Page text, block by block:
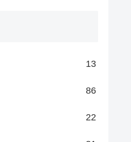
13
86
22